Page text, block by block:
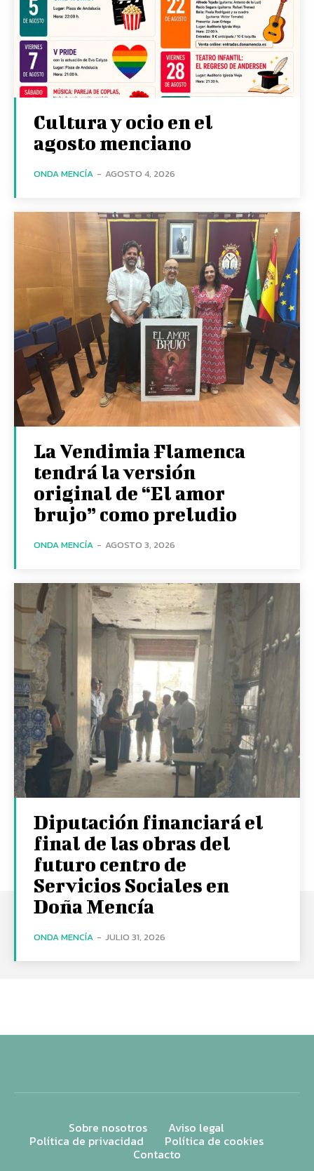
Cultura y ocio en el
agosto menciano
ONDA MENCÍA - AGOSTO 4, 2026
La Vendimia Flamenca
tendrá la versión
original de “El amor
brujo” como preludio
ONDA MENCÍA - AGOSTO 3, 2026
Diputación financiará el
final de las obras del
futuro centro de
Servicios Sociales en
Doña Mencía
ONDA MENCÍA - JULIO 31, 2026
Sobre nosotros Aviso legal
Política de privacidad Política de cookies
Contacto